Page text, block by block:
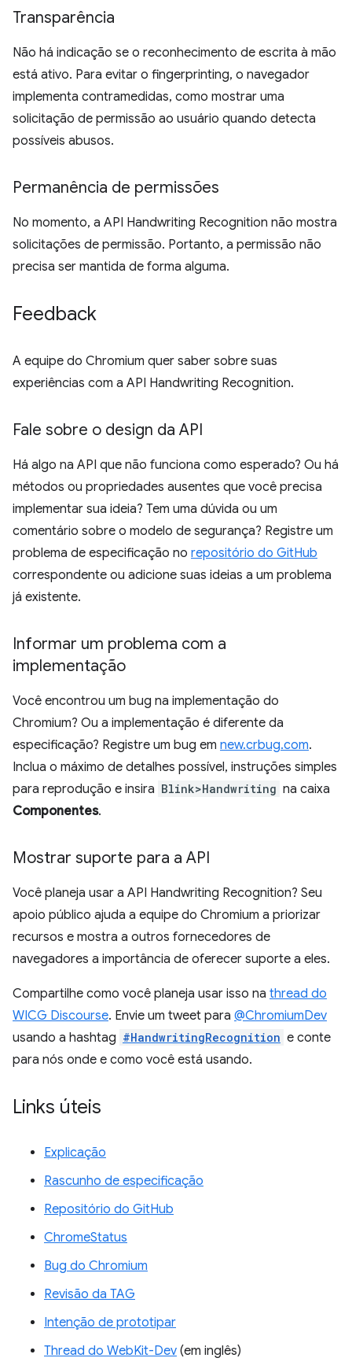
Transparência
Não há indicação se o reconhecimento de escrita à mão
está ativo. Para evitar o fingerprinting, o navegador
implementa contramedidas, como mostrar uma
solicitação de permissão ao usuário quando detecta
possíveis abusos.
Permanência de permissões
No momento, a API Handwriting Recognition não mostra
solicitações de permissão. Portanto, a permissão não
precisa ser mantida de forma alguma.
Feedback
A equipe do Chromium quer saber sobre suas
experiências com a API Handwriting Recognition.
Fale sobre o design da API
Há algo na API que não funciona como esperado? Ou há
métodos ou propriedades ausentes que você precisa
implementar sua ideia? Tem uma dúvida ou um
comentário sobre o modelo de segurança? Registre um
problema de especificação no repositório do GitHub
correspondente ou adicione suas ideias a um problema
já existente.
Informar um problema com a
implementação
Você encontrou um bug na implementação do
Chromium? Ou a implementação é diferente da
especificação? Registre um bug em new.crbug.com.
Inclua o máximo de detalhes possível, instruções simples
para reprodução e insira Blink>Handwriting na caixa
Componentes.
Mostrar suporte para a API
Você planeja usar a API Handwriting Recognition? Seu
apoio público ajuda a equipe do Chromium a priorizar
recursos e mostra a outros fornecedores de
navegadores a importância de oferecer suporte a eles.
Compartilhe como você planeja usar isso na thread do
WICG Discourse. Envie um tweet para @ChromiumDev
usando a hashtag #HandwritingRecognition e conte
para nós onde e como você está usando.
Links úteis
Explicação
Rascunho de especificação
Repositório do GitHub
ChromeStatus
Bug do Chromium
Revisão da TAG
Intenção de prototipar
Thread do WebKit-Dev (em inglês)